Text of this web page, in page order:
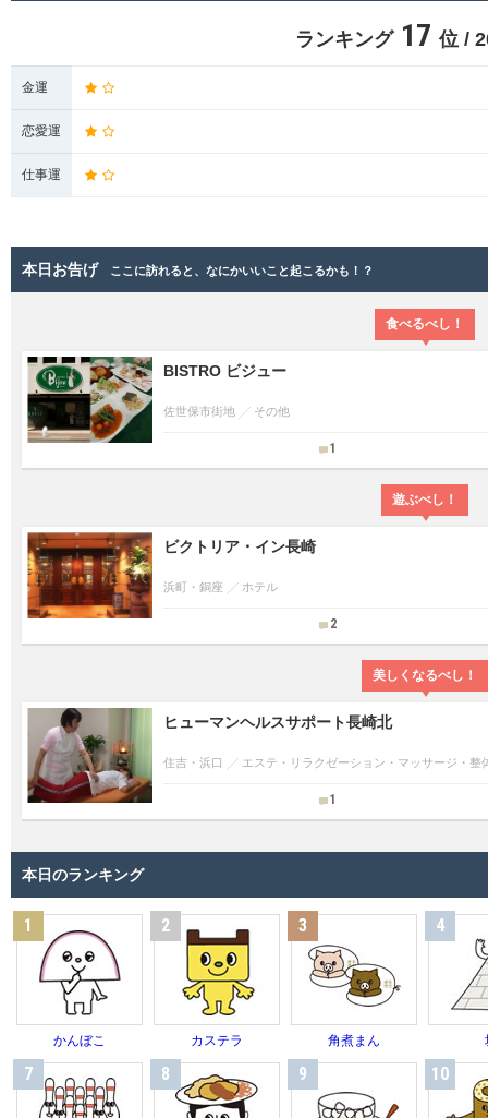
ランキング 17 位 /
金運
恋愛運
仕事運
本日お告げ ここに訪れると、なにかいいこと起こるかも！？
食べるべし！
BISTRO ビジュー
佐世保市街地 その他
1
遊ぶべし！
ビクトリア・イン長崎
浜町・銅座 ホテル
2
美しくなるべし！
ヒューマンヘルスサポート長崎北
住吉・浜口 エステ・リラクゼーション・マッサージ・整
1
本日のランキング
1
かんぼこ
2
カステラ
3
角煮まん
4
7 8 9 10